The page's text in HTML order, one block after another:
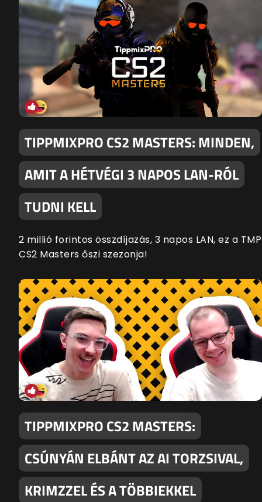
TIPPMIXPRO CS2 MASTERS: MINDEN,
AMIT A HÉTVÉGI 3 NAPOS LAN-RÓL
TUDNI KELL
2 millió forintos összdíjazás, 3 napos LAN, ez a TMP
CS2 Masters őszi szezonja!
TIPPMIXPRO CS2 MASTERS:
CSÚNYÁN ELBÁNT AZ AI TORZSIVAL,
KRIMZZEL ÉS A TÖBBIEKKEL